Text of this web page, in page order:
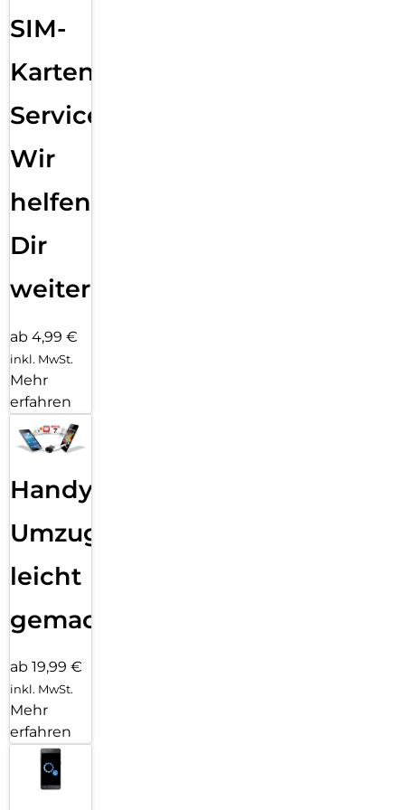
SIM-
Karten
Service:
Wir
helfen
Dir
weiter
ab 4,99 €
inkl. MwSt.
Mehr
erfahren
Handy
Umzug
leicht
gemacht!
ab 19,99 €
inkl. MwSt.
Mehr
erfahren